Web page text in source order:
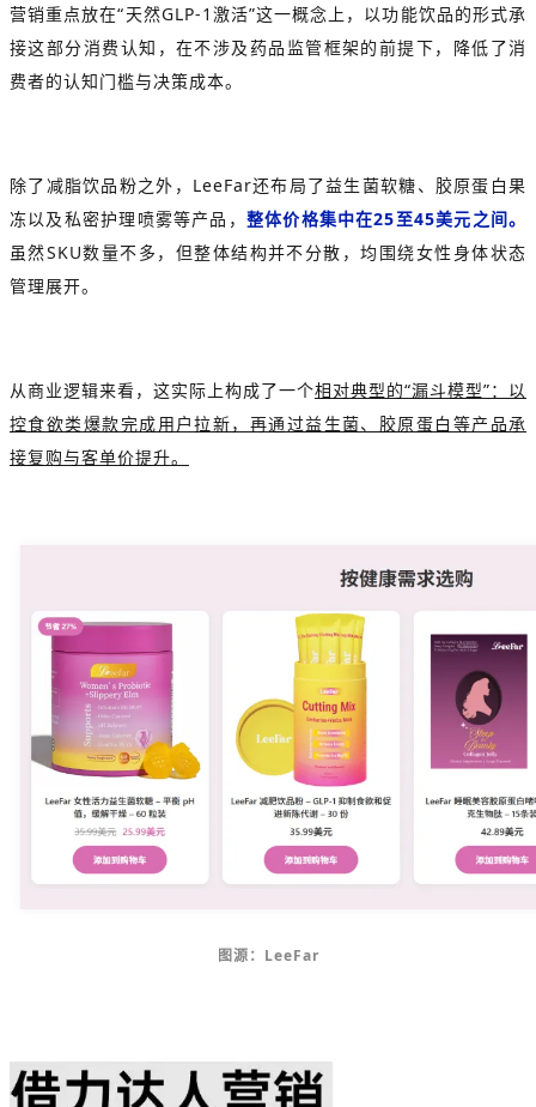
营销重点放在“天然GLP-1激活”这一概念上，以功能饮品的形式承
接这部分消费认知，在不涉及药品监管框架的前提下，降低了消
费者的认知门槛与决策成本。
除了减脂饮品粉之外，LeeFar还布局了益生菌软糖、胶原蛋白果
冻以及私密护理喷雾等产品， 整体价格集中在25至45美元之间。
虽然SKU数量不多，但整体结构并不分散，均围绕女性身体状态
管理展开。
从商业逻辑来看，这实际上构成了一个相对典型的“漏斗模型”：以
控食欲类爆款完成用户拉新，再通过益生菌、胶原蛋白等产品承
接复购与客单价提升。
图源：LeeFar